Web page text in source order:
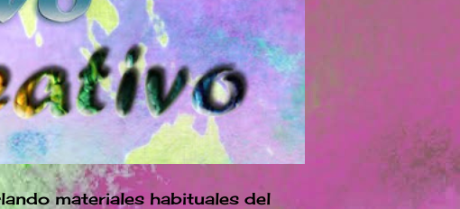
materiales habituales del